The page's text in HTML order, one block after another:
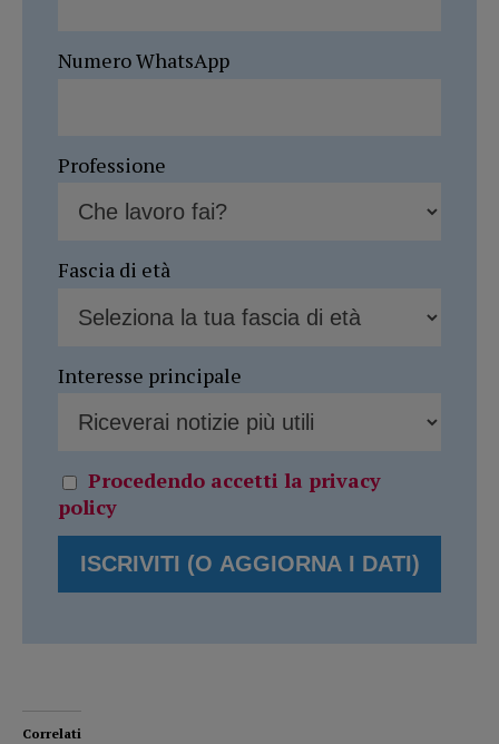
Numero WhatsApp
Professione
Fascia di età
Interesse principale
Procedendo accetti la privacy
policy
Correlati